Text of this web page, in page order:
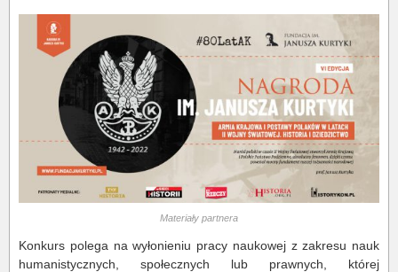
Materiały partnera
Konkurs polega na wyłonieniu pracy naukowej z zakresu nauk
humanistycznych, społecznych lub prawnych, której